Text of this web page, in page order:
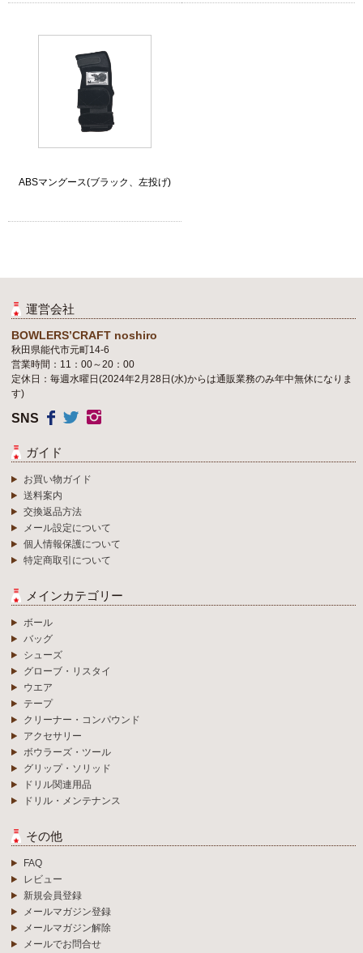
ABSマングース(ブラック、左投げ)
運営会社
BOWLERS’CRAFT noshiro
秋田県能代市元町14-6
営業時間：11：00～20：00
定休日：毎週水曜日(2024年2月28日(水)からは通販業務のみ年中無休になりま
す)
SNS
ガイド
お買い物ガイド
送料案内
交換返品方法
メール設定について
個人情報保護について
特定商取引について
メインカテゴリー
ボール
バッグ
シューズ
グローブ・リスタイ
ウエア
テープ
クリーナー・コンパウンド
アクセサリー
ボウラーズ・ツール
グリップ・ソリッド
ドリル関連用品
ドリル・メンテナンス
その他
FAQ
レビュー
新規会員登録
メールマガジン登録
メールマガジン解除
メールでお問合せ